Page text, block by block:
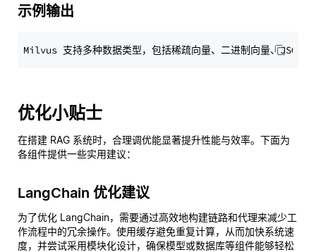
示例输出
优化小贴士
在搭建 RAG 系统时，合理调优能显著提升性能与效率。下面为
各组件提供一些实用建议：
LangChain 优化建议
为了优化 LangChain，需要通过高效地构建链路和代理来减少工
作流程中的冗余操作。使用缓存避免重复计算，从而加快系统速
度，并尝试采用模块化设计，确保模型或数据库等组件能够轻松